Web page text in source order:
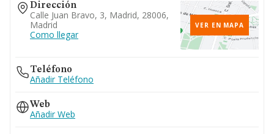
Dirección
Calle Juan Bravo, 3, Madrid, 28006,
Madrid
Como llegar
VER EN MAPA
Teléfono
Añadir Teléfono
Web
Añadir Web